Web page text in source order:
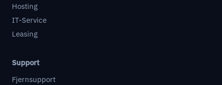
Hosting
IT-Service
Leasing
Support
Fjernsupport